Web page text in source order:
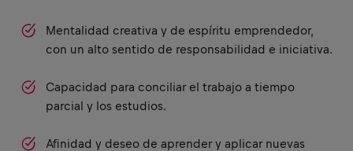
Mentalidad creativa y de espíritu emprendedor,
con un alto sentido de responsabilidad e iniciativa.
Capacidad para conciliar el trabajo a tiempo
parcial y los estudios.
Afinidad y deseo de aprender y aplicar nuevas